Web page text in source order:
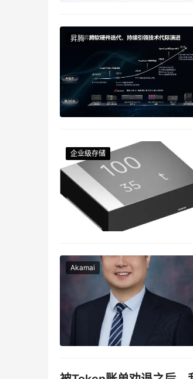
昇腾
企业级存储
企业级存储
企业级存储
企业级存储
Akamai